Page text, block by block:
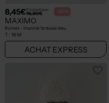
8,45€Prix boutique :
16,90€ -50%
MAXIMO
Bonnet - Imprimé fantaisie bleu
T : 18 M
ACHAT EXPRESS